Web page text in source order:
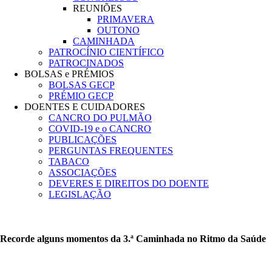
REUNIÕES
PRIMAVERA
OUTONO
CAMINHADA
PATROCÍNIO CIENTÍFICO
PATROCINADOS
BOLSAS e PRÉMIOS
BOLSAS GECP
PRÉMIO GECP
DOENTES E CUIDADORES
CANCRO DO PULMÃO
COVID-19 e o CANCRO
PUBLICAÇÕES
PERGUNTAS FREQUENTES
TABACO
ASSOCIAÇÕES
DEVERES E DIREITOS DO DOENTE
LEGISLAÇÃO
Recorde alguns momentos da 3.ª Caminhada no Ritmo da Saúde